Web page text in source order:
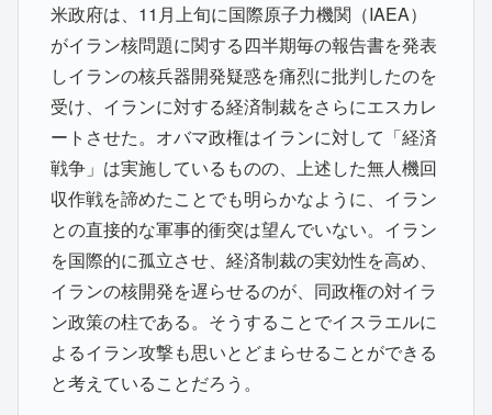
米政府は、11月上旬に国際原子力機関（IAEA）
がイラン核問題に関する四半期毎の報告書を発表
しイランの核兵器開発疑惑を痛烈に批判したのを
受け、イランに対する経済制裁をさらにエスカレ
ートさせた。オバマ政権はイランに対して「経済
戦争」は実施しているものの、上述した無人機回
収作戦を諦めたことでも明らかなように、イラン
との直接的な軍事的衝突は望んでいない。イラン
を国際的に孤立させ、経済制裁の実効性を高め、
イランの核開発を遅らせるのが、同政権の対イラ
ン政策の柱である。そうすることでイスラエルに
よるイラン攻撃も思いとどまらせることができる
と考えていることだろう。